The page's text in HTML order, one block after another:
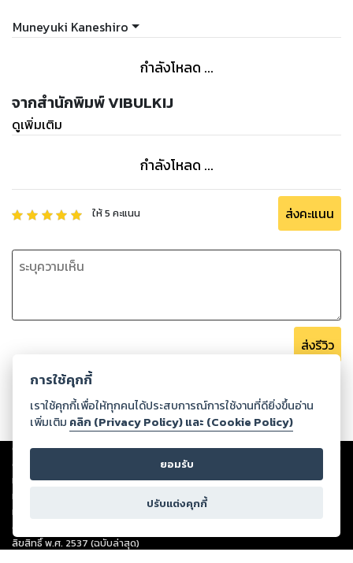
Muneyuki Kaneshiro
กำลังโหลด ...
จากสำนักพิมพ์ VIBULKIJ
ดูเพิ่มเติม
กำลังโหลด ...
ให้5 คะแนน ส่งคะแนน
ส่งรีวิว
Copyright ©2026Storylog Co., Ltd. - สตอรี่ล็อกขอสงวนสิทธิ์ไม่รับผิดชอบ
ต่อผลงานหรือเนื้อหาใดที่อัปโหลดผ่านเว็บไซต์และปรากฏว่าละเมิดสิทธิใน
ทรัพย์สินทางปัญญาของบุคคลอื่นหรือขัดต่อกฎหมายและศีลธรรม ดังนั้น ผู้อ่าน
ทุกท่านโปรดใช้วิจารณญาณในการกลั่นกรองด้วยตนเอง และหากท่านพบว่าส่วน
หนึ่งส่วนใดขัดต่อกฎหมายและศีลธรรม กรุณาแจ้งมายังบริษัท เพื่อทีมงานจะได้
ดำเนินการในทันที ทั้งนี้ ทางสตอรี่ล็อกขอสงวนลิขสิทธิ์ตามพระราชบัญญัติ
ลิขสิทธิ์ พ.ศ. 2537 (ฉบับล่าสุด)
การใช้คุกกี้
เราใช้คุกกี้เพื่อให้ทุกคนได้ประสบการณ์การใช้งานที่ดียิ่งขึ้นอ่าน
เพิ่มเติม คลิก (Privacy Policy) และ (Cookie Policy)
ยอมรับ
ปรับแต่งคุกกี้